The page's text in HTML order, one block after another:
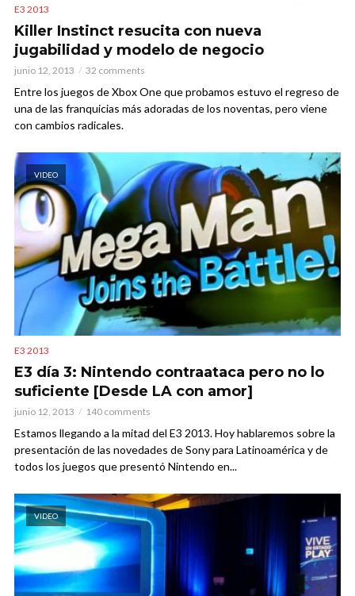
E3 2013
Killer Instinct resucita con nueva
jugabilidad y modelo de negocio
junio 12, 2013 32 comments
Entre los juegos de Xbox One que probamos estuvo el regreso de
una de las franquicias más adoradas de los noventas, pero viene
con cambios radicales.
VIDEO
E3 2013
E3 día 3: Nintendo contraataca pero no lo
suficiente [Desde LA con amor]
junio 12, 2013 140 comments
Estamos llegando a la mitad del E3 2013. Hoy hablaremos sobre la
presentación de las novedades de Sony para Latinoamérica y de
todos los juegos que presentó Nintendo en...
VIDEO